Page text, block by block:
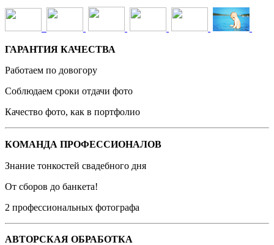
ГАРАНТИЯ КАЧЕСТВА
Работаем по довогору
Соблюдаем сроки отдачи фото
Качество фото, как в портфолио
КОМАНДА ПРОФЕССИОНАЛОВ
Знание тонкостей свадебного дня
От сборов до банкета!
2 профессиональных фотографа
АВТОРСКАЯ ОБРАБОТКА